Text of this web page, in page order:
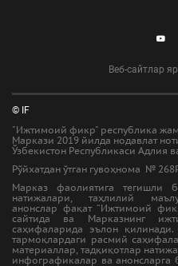
Веб-сайтлар
© IF
"Ижтимоий фикр" республика
Маркази 2019 йилда нодавлат
Ўзбекистон Республикаси Адлия
Рўйхатдан ўтган гувоҳнома №
Марказ фаолиятига тегишли
натижалари, таҳлилий
анонслар фақат “Ижтимоий
сайтида ва Марказнинг
саҳифаларида эълон
тармоқлардаги расмий
материаллар, тадқиқотлар
инфографикалар ва анонсларга